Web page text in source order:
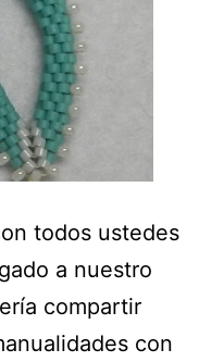
todos ustedes
a nuestro
compartir
con